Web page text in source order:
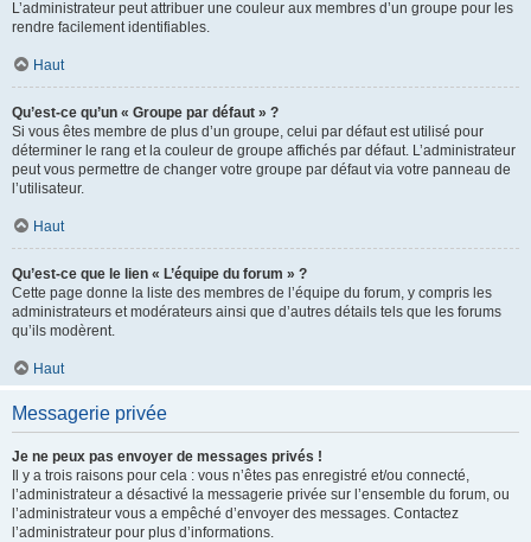
L’administrateur peut attribuer une couleur aux membres d’un groupe pour les
rendre facilement identifiables.
Haut
Qu’est-ce qu’un « Groupe par défaut » ?
Si vous êtes membre de plus d’un groupe, celui par défaut est utilisé pour
déterminer le rang et la couleur de groupe affichés par défaut. L’administrateur
peut vous permettre de changer votre groupe par défaut via votre panneau de
l’utilisateur.
Haut
Qu’est-ce que le lien « L’équipe du forum » ?
Cette page donne la liste des membres de l’équipe du forum, y compris les
administrateurs et modérateurs ainsi que d’autres détails tels que les forums
qu’ils modèrent.
Haut
Messagerie privée
Je ne peux pas envoyer de messages privés !
Il y a trois raisons pour cela : vous n’êtes pas enregistré et/ou connecté,
l’administrateur a désactivé la messagerie privée sur l’ensemble du forum, ou
l’administrateur vous a empêché d’envoyer des messages. Contactez
l’administrateur pour plus d’informations.